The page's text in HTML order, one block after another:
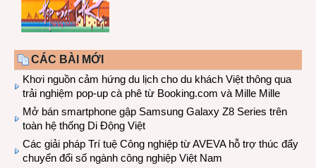
CÁC BÀI MỚI
Khơi nguồn cảm hứng du lịch cho du khách Việt thông qua
trải nghiệm pop-up cà phê từ Booking.com và Mille Mille
Mở bán smartphone gập Samsung Galaxy Z8 Series trên
toàn hệ thống Di Động Việt
Các giải pháp Trí tuệ Công nghiệp từ AVEVA hỗ trợ thúc đẩy
chuyển đổi số ngành công nghiệp Việt Nam